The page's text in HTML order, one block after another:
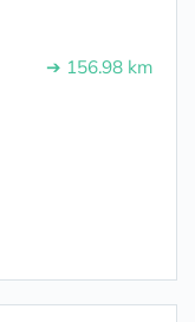
➔ 156.98 km